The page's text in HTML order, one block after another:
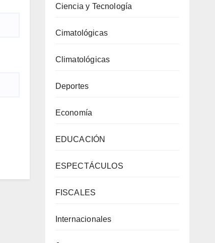
Ciencia y Tecnología
Cimatológicas
Climatológicas
Deportes
Economía
EDUCACIÓN
ESPECTÁCULOS
FISCALES
Internacionales